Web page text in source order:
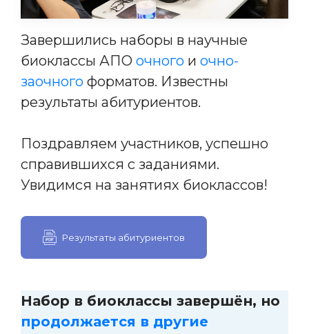
Завершились наборы в научные
биоклассы АПО очного и очно-
заочного форматов. Известны
результаты абитуриентов.
Поздравляем участников, успешно
справившихся с заданиями.
Увидимся на занятиях биоклассов!
Результаты абитуриентов
Набор в биоклассы завершён, но
продолжается в другие